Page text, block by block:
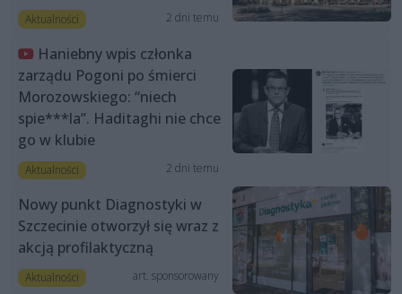
Aktualności 2 dni temu
Haniebny wpis członka
zarządu Pogoni po śmierci
Morozowskiego: “niech
spie***la”. Haditaghi nie chce
go w klubie
Aktualności 2 dni temu
Nowy punkt Diagnostyki w
Szczecinie otworzył się wraz z
akcją profilaktyczną
Aktualności art. sponsorowany